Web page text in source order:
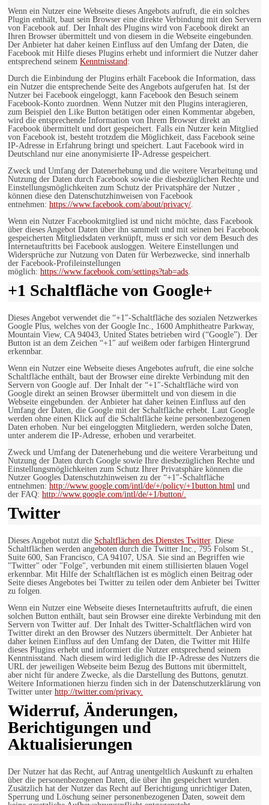
Wenn ein Nutzer eine Webseite dieses Angebots aufruft, die ein solches
Plugin enthält, baut sein Browser eine direkte Verbindung mit den Servern
von Facebook auf. Der Inhalt des Plugins wird von Facebook direkt an
Ihren Browser übermittelt und von diesem in die Webseite eingebunden.
Der Anbieter hat daher keinen Einfluss auf den Umfang der Daten, die
Facebook mit Hilfe dieses Plugins erhebt und informiert die Nutzer daher
entsprechend seinem Kenntnisstand:
Durch die Einbindung der Plugins erhält Facebook die Information, dass
ein Nutzer die entsprechende Seite des Angebots aufgerufen hat. Ist der
Nutzer bei Facebook eingeloggt, kann Facebook den Besuch seinem
Facebook-Konto zuordnen. Wenn Nutzer mit den Plugins interagieren,
zum Beispiel den Like Button betätigen oder einen Kommentar abgeben,
wird die entsprechende Information von Ihrem Browser direkt an
Facebook übermittelt und dort gespeichert. Falls ein Nutzer kein Mitglied
von Facebook ist, besteht trotzdem die Möglichkeit, dass Facebook seine
IP-Adresse in Erfahrung bringt und speichert. Laut Facebook wird in
Deutschland nur eine anonymisierte IP-Adresse gespeichert.
Zweck und Umfang der Datenerhebung und die weitere Verarbeitung und
Nutzung der Daten durch Facebook sowie die diesbezüglichen Rechte und
Einstellungsmöglichkeiten zum Schutz der Privatsphäre der Nutzer ,
können diese den Datenschutzhinweisen von Facebook
entnehmen: https://www.facebook.com/about/privacy/.
Wenn ein Nutzer Facebookmitglied ist und nicht möchte, dass Facebook
über dieses Angebot Daten über ihn sammelt und mit seinen bei Facebook
gespeicherten Mitgliedsdaten verknüpft, muss er sich vor dem Besuch des
Internetauftritts bei Facebook ausloggen. Weitere Einstellungen und
Widersprüche zur Nutzung von Daten für Werbezwecke, sind innerhalb
der Facebook-Profileinstellungen
möglich: https://www.facebook.com/settings?tab=ads.
+1 Schaltfläche von Google+
Dieses Angebot verwendet die “+1″-Schaltfläche des sozialen Netzwerkes
Google Plus, welches von der Google Inc., 1600 Amphitheatre Parkway,
Mountain View, CA 94043, United States betrieben wird (“Google”). Der
Button ist an dem Zeichen “+1″ auf weißem oder farbigen Hintergrund
erkennbar.
Wenn ein Nutzer eine Webseite dieses Angebotes aufruft, die eine solche
Schaltfläche enthält, baut der Browser eine direkte Verbindung mit den
Servern von Google auf. Der Inhalt der “+1″-Schaltfläche wird von
Google direkt an seinen Browser übermittelt und von diesem in die
Webseite eingebunden. der Anbieter hat daher keinen Einfluss auf den
Umfang der Daten, die Google mit der Schaltfläche erhebt. Laut Google
werden ohne einen Klick auf die Schaltfläche keine personenbezogenen
Daten erhoben. Nur bei eingeloggten Mitgliedern, werden solche Daten,
unter anderem die IP-Adresse, erhoben und verarbeitet.
Zweck und Umfang der Datenerhebung und die weitere Verarbeitung und
Nutzung der Daten durch Google sowie Ihre diesbezüglichen Rechte und
Einstellungsmöglichkeiten zum Schutz Ihrer Privatsphäre können die
Nutzer Googles Datenschutzhinweisen zu der “+1″-Schaltfläche
entnehmen: http://www.google.com/intl/de/+/policy/+1button.html und
der FAQ: http://www.google.com/intl/de/+1/button/.
Twitter
Dieses Angebot nutzt die Schaltflächen des Dienstes Twitter. Diese
Schaltflächen werden angeboten durch die Twitter Inc., 795 Folsom St.,
Suite 600, San Francisco, CA 94107, USA. Sie sind an Begriffen wie
"Twitter" oder "Folge", verbunden mit einem stillisierten blauen Vogel
erkennbar. Mit Hilfe der Schaltflächen ist es möglich einen Beitrag oder
Seite dieses Angebotes bei Twitter zu teilen oder dem Anbieter bei Twitter
zu folgen.
Wenn ein Nutzer eine Webseite dieses Internetauftritts aufruft, die einen
solchen Button enthält, baut sein Browser eine direkte Verbindung mit den
Servern von Twitter auf. Der Inhalt des Twitter-Schaltflächen wird von
Twitter direkt an den Browser des Nutzers übermittelt. Der Anbieter hat
daher keinen Einfluss auf den Umfang der Daten, die Twitter mit Hilfe
dieses Plugins erhebt und informiert die Nutzer entsprechend seinem
Kenntnisstand. Nach diesem wird lediglich die IP-Adresse des Nutzers die
URL der jeweiligen Webseite beim Bezug des Buttons mit übermittelt,
aber nicht für andere Zwecke, als die Darstellung des Buttons, genutzt.
Weitere Informationen hierzu finden sich in der Datenschutzerklärung von
Twitter unter http://twitter.com/privacy.
Widerruf, Änderungen,
Berichtigungen und
Aktualisierungen
Der Nutzer hat das Recht, auf Antrag unentgeltlich Auskunft zu erhalten
über die personenbezogenen Daten, die über ihn gespeichert wurden.
Zusätzlich hat der Nutzer das Recht auf Berichtigung unrichtiger Daten,
Sperrung und Löschung seiner personenbezogenen Daten, soweit dem